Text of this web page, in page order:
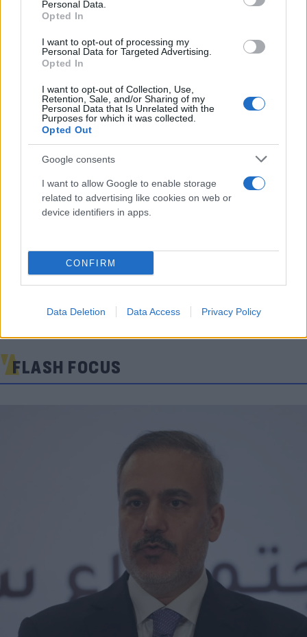
Personal Data.
Opted In
I want to opt-out of processing my
Personal Data for Targeted Advertising.
Opted In
I want to opt-out of Collection, Use,
Retention, Sale, and/or Sharing of my
Personal Data that Is Unrelated with the
Purposes for which it was collected.
Opted Out
Google consents
I want to allow Google to enable storage
related to advertising like cookies on web or
device identifiers in apps.
CONFIRM
Data Deletion Data Access Privacy Policy
FLASH FOCUS